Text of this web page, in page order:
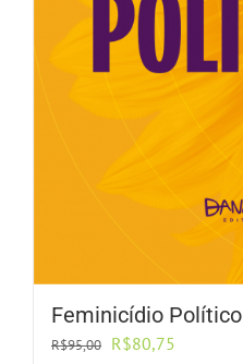
Feminicídio Político
R$95,00 O
R$80,75